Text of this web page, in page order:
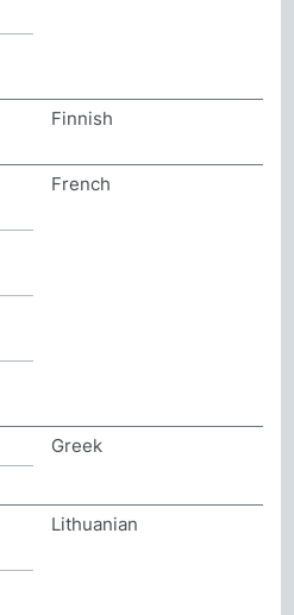
Finnish
French
Greek
Lithuanian